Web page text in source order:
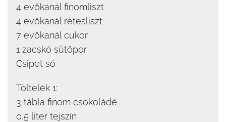
4 evőkanál finomliszt
4 evőkanál rétesliszt
7 evőkanál cukor
1 zacskó sütőpor
Csipet só
Töltelék 1:
3 tábla finom csokoládé
0,5 liter tejszín